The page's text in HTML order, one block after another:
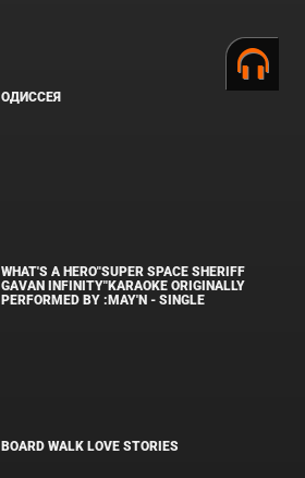
ОДИССЕЯ
WHAT'S A HERO"SUPER SPACE SHERIFF
GAVAN INFINITY"KARAOKE ORIGINALLY
PERFORMED BY :MAY'N - SINGLE
BOARD WALK LOVE STORIES